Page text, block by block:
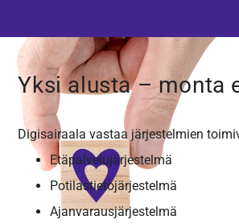
Yksi alusta – monta
Digisairaala vastaa järjestelmien
Etäpalvelujärjestelmä
Potilastietojärjestelmä
Ajanvarausjärjestelmä